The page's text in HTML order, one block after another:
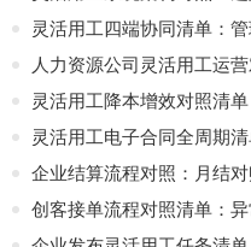
灵活用工四端协同清单：
人力资源公司灵活用工运
灵活用工降本增效对照清
灵活用工电子合同全周期
企业结算流程对照：月结
创客接单流程对照清单：